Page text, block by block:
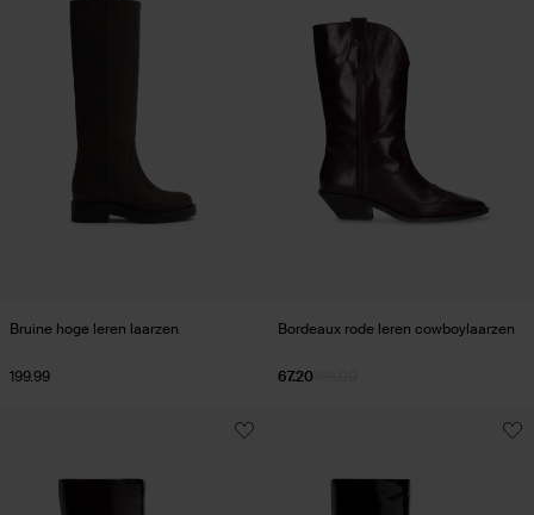
Bruine hoge leren laarzen
199.99
Bordeaux rode leren cowboylaarzen
67.20